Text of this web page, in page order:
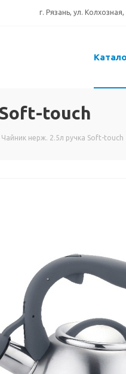
г. Рязань, ул. Колхозная,
touch
Чайник нерж. 2.5л ручка Soft-touch